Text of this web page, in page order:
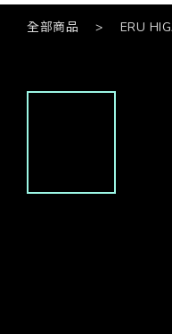
全部商品 > ERU